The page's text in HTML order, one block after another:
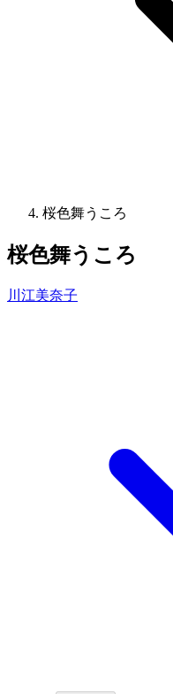
桜色舞うころ
桜色舞うころ
川江美奈子